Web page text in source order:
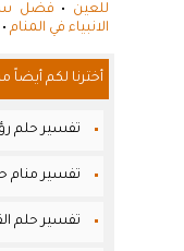
للعين • فضل
الانبياء في المنام •
أخترنا لكم أيضاً
تفسير حلم
تفسير منام
تفسير حلم